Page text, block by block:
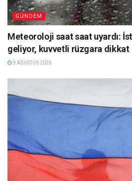
GÜNDEM
Meteoroloji saat saat uyardı:
geliyor, kuvvetli rüzgara dikkat
9 AĞUSTOS 2026